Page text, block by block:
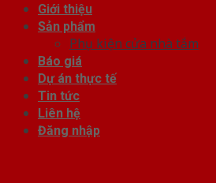
Giới thiệu
Sản phẩm
Phụ kiện cửa nhà tắm
Báo giá
Dự án thực tế
Tin tức
Liên hệ
Đăng nhập